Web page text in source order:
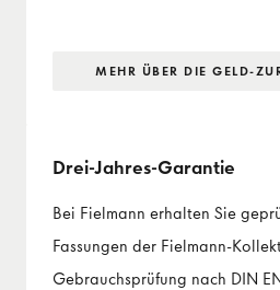
MEHR ÜBER DIE GELD-
Drei-Jahres-Garantie
Bei Fielmann erhalten Sie
Fassungen der Fielmann-
Gebrauchsprüfung nach DIN